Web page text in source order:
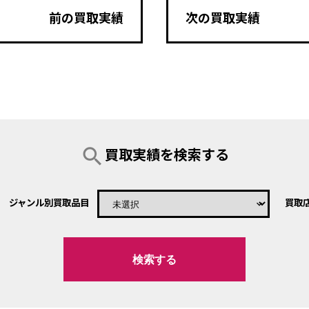
前の買取実績 次の買取実績
search買取実績を検索する
ジャンル別買取品目 keyboard_arrow_down 買取